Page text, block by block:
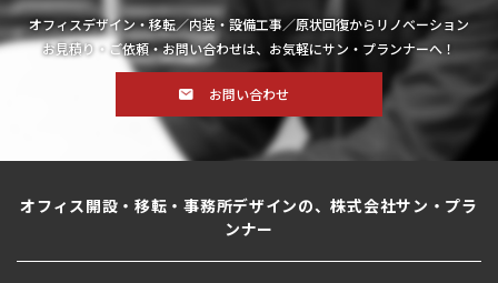
オフィスデザイン・移転／内装・設備工事／原状回復からリノベーション
お見積り・ご依頼・お問い合わせは、お気軽にサン・プランナーへ！
お問い合わせ
オフィス開設・移転・事務所デザインの、株式会社サン・プラ
ンナー